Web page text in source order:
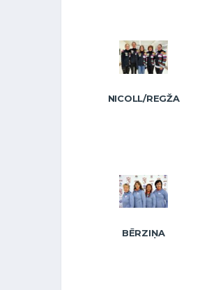
NICOLL/REGŽA
BĒRZIŅA